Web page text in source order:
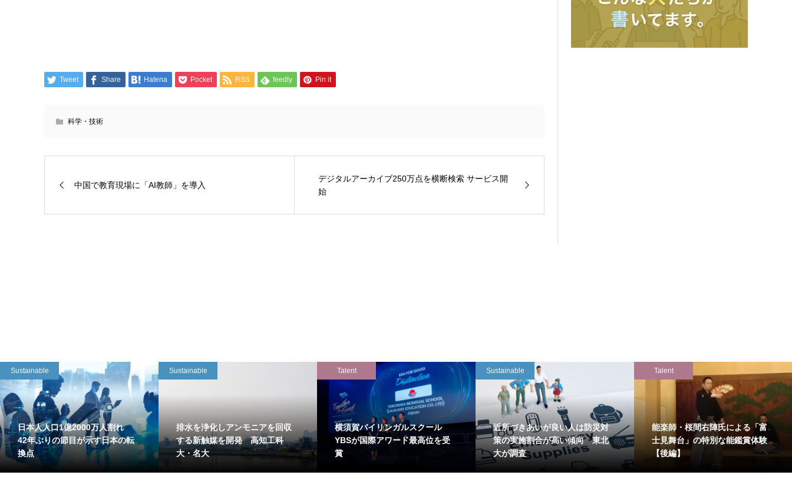
Tweet Share Hatena Pocket RSS feedly Pin it
科学・技術
中国で教育現場に「AI教師」を導入
デジタルアーカイブ250万点を横断検索 サービス開
始
Sustainable
日本人人口1億2000万人割れ
42年ぶりの節目が示す日本の転
換点
Sustainable
排水を浄化しアンモニアを回収
する新触媒を開発 高知工科
大・名大
Talent
横須賀バイリンガルスクール
YBSが国際アワード最高位を受
賞
Sustainable
近所づきあいが良い人は防災対
策の実施割合が高い傾向 東北
大が調査
Talent
能楽師・桜間右陣氏による「富
士見舞台」の特別な能鑑賞体験
【後編】